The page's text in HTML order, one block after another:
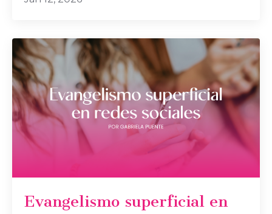
Evangelismo superficial en